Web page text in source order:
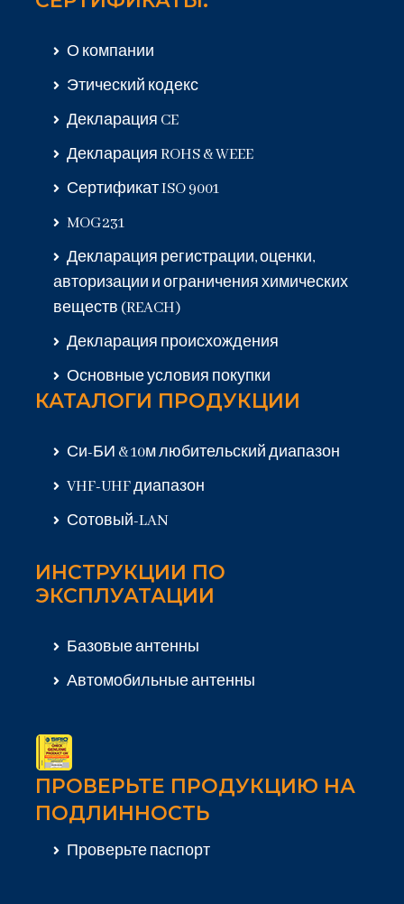
О компании
Этический кодекс
Декларация CE
Декларация ROHS & WEEE
Сертификат ISO 9001
MOG231
Декларация регистрации, оценки,
авторизации и ограничения химических
веществ (REACH)
Декларация происхождения
Основные условия покупки
КАТАЛОГИ ПРОДУКЦИИ
Си-БИ & 10м любительский диапазон
VHF-UHF диапазон
Сотовый-LAN
ИНСТРУКЦИИ ПО
ЭКСПЛУАТАЦИИ
Базовые антенны
Автомобильные антенны
ПРОВЕРЬТЕ ПРОДУКЦИЮ НА
ПОДЛИННОСТЬ
Проверьте паспорт